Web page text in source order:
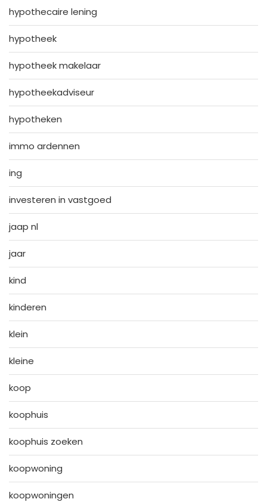
hypothecaire lening
hypotheek
hypotheek makelaar
hypotheekadviseur
hypotheken
immo ardennen
ing
investeren in vastgoed
jaap nl
jaar
kind
kinderen
klein
kleine
koop
koophuis
koophuis zoeken
koopwoning
koopwoningen